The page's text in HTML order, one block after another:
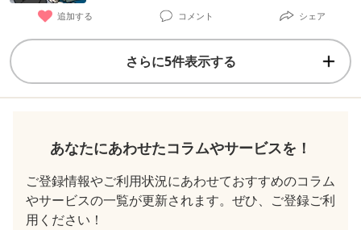
追加する コメント シェア
さらに5件表示する
あなたにあわせたコラムやサービスを！
ご登録情報やご利用状況にあわせておすすめのコラム
やサービスの一覧が更新されます。ぜひ、ご登録ご利
用ください！